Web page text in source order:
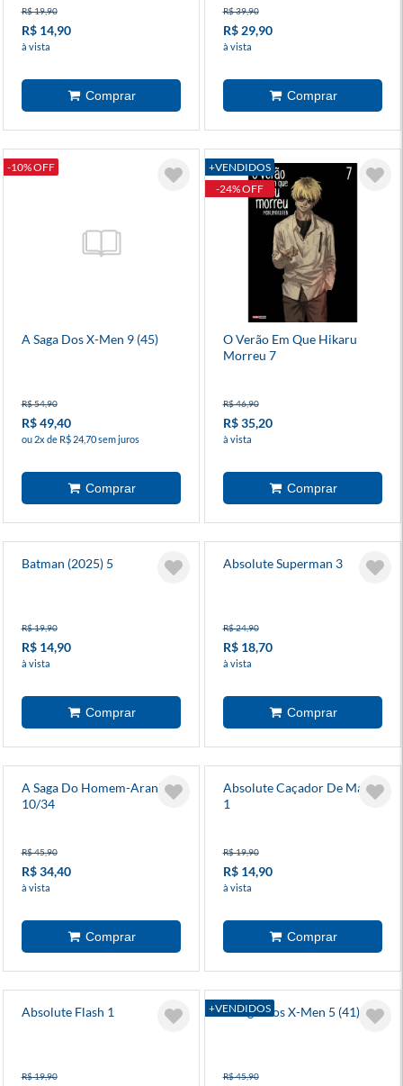
R$ 19,90
R$ 14,90
à vista
R$ 39,90
R$ 29,90
à vista
-10% OFF
A Saga Dos X-Men 9 (45)
R$ 54,90
R$ 49,40
ou 2x de R$ 24,70 sem juros
+VENDIDOS
-24% OFF
O Verão Em Que Hikaru
Morreu 7
R$ 46,90
R$ 35,20
à vista
Batman (2025) 5
R$ 19,90
R$ 14,90
à vista
Absolute Superman 3
R$ 24,90
R$ 18,70
à vista
A Saga Do Homem-Aranha
10/34
R$ 45,90
R$ 34,40
à vista
Absolute Caçador De Marte
1
R$ 19,90
R$ 14,90
à vista
Absolute Flash 1
R$ 19,90
+VENDIDOS
A Saga Dos X-Men 5 (41)
R$ 45,90